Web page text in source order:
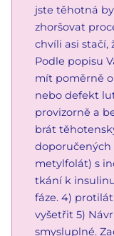
jste těhotná
zhoršovat
chvíli asi stačí,
Podle popisu
mít poměrně
nebo defekt
provizorně a
brát
metylfolát) s
tkání k
fáze. 4)
vyšetřit 5)
smysluplné.